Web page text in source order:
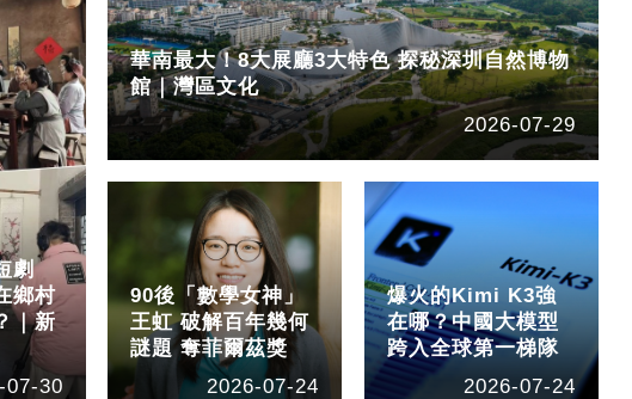
劇
鄉村
｜新
07-30
華南最大！8大展廳3大特色 探秘深圳自然博物
館｜灣區文化
2026-07-29
90後「數學女神」
王虹 破解百年幾何
謎題 奪菲爾茲獎
2026-07-24
爆火的Kimi K3強
在哪？中國大模型
跨入全球第一梯隊
2026-07-24